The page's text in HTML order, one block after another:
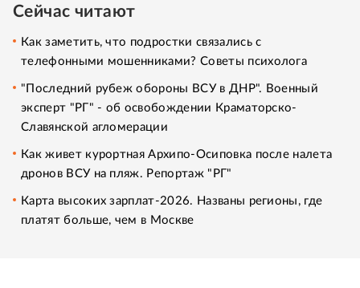
Сейчас читают
Как заметить, что подростки связались с
телефонными мошенниками? Советы психолога
"Последний рубеж обороны ВСУ в ДНР". Военный
эксперт "РГ" - об освобождении Краматорско-
Славянской агломерации
Как живет курортная Архипо-Осиповка после налета
дронов ВСУ на пляж. Репортаж "РГ"
Карта высоких зарплат-2026. Названы регионы, где
платят больше, чем в Москве